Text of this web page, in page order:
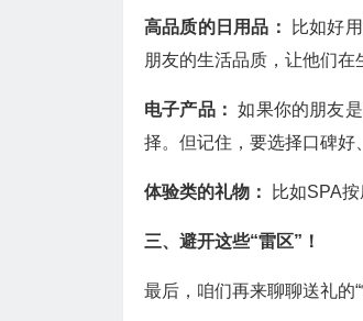
高品质的日用品：
比如好
朋友的生活品质，让他们在
电子产品：如果你的朋友
择。但记住，要选择口碑好
体验类的礼物： 比如SPA
三、避开这些“雷区”！
最后，咱们再来聊聊送礼的